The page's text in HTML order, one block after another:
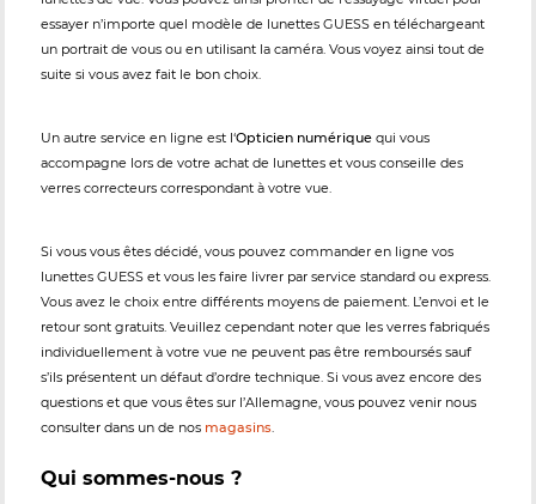
essayer n’importe quel modèle de lunettes GUESS en téléchargeant
un portrait de vous ou en utilisant la caméra. Vous voyez ainsi tout de
suite si vous avez fait le bon choix.
Un autre service en ligne est l‘Opticien numérique qui vous
accompagne lors de votre achat de lunettes et vous conseille des
verres correcteurs correspondant à votre vue.
Si vous vous êtes décidé, vous pouvez commander en ligne vos
lunettes GUESS et vous les faire livrer par service standard ou express.
Vous avez le choix entre différents moyens de paiement. L’envoi et le
retour sont gratuits. Veuillez cependant noter que les verres fabriqués
individuellement à votre vue ne peuvent pas être remboursés sauf
s’ils présentent un défaut d’ordre technique. Si vous avez encore des
questions et que vous êtes sur l’Allemagne, vous pouvez venir nous
consulter dans un de nos magasins.
Qui sommes-nous ?